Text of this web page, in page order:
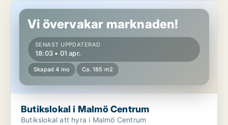
Butikslokal i Malmö Centrum
Vi övervakar marknaden!
SENAST UPPDATERAD
18:03 • 01 apr.
Skapad 4 mo Ca. 185 m2
Butikslokal i Malmö Centrum
Butikslokal att hyra i Malmö Centrum